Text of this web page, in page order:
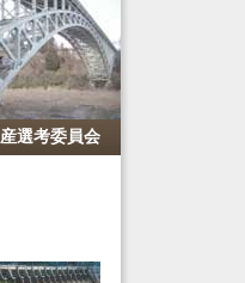
選考委員会